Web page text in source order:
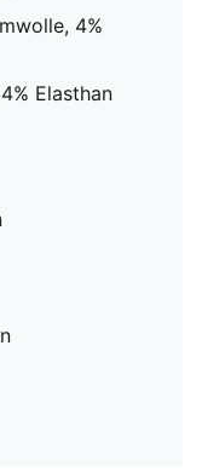
4%
Elasthan